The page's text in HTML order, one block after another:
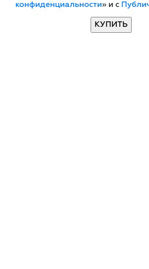
конфиденциальности» и с